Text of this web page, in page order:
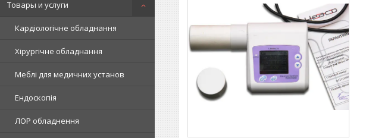
Товары и услуги
Кардіологічне обладнання
Хірургічне обладнання
Меблі для медичних установ
Ендоскопія
ЛОР обладнення